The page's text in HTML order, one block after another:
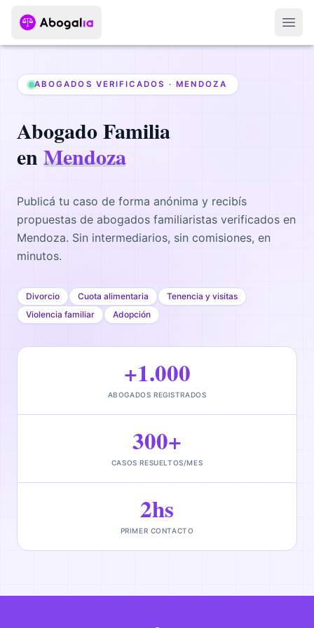
ABOGADOS VERIFICADOS · MENDOZA
AbogadoFamilia
enMendoza
Publicá tu caso de forma anónima y recibís
propuestas de abogados familiaristas verificados en
Mendoza. Sin intermediarios, sin comisiones, en
minutos.
Divorcio Cuota alimentaria
Tenencia y visitas
Violencia familiar
Adopción
+1.000
ABOGADOS REGISTRADOS
300+
CASOS RESUELTOS/MES
2hs
PRIMER CONTACTO